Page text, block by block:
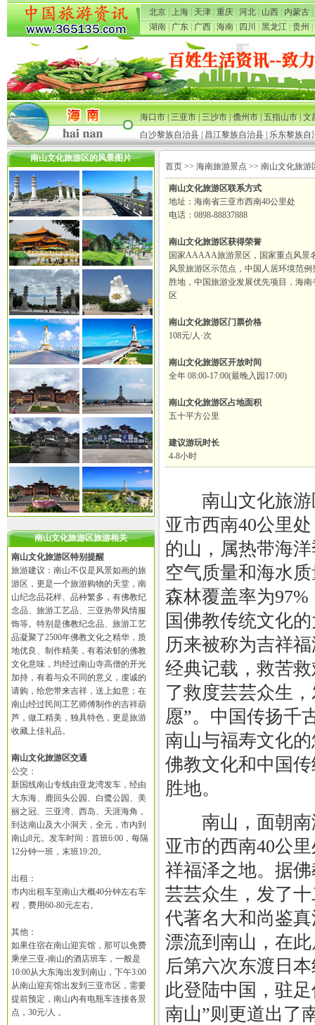
北京 上海 天津 重庆 河北 山西 内蒙古
湖南
广东 广西 海南 四川 黑龙江 贵州
海口市|三亚市|三沙市|儋州市|五指山市|文
白沙黎族自治县
昌江黎族自治县 乐东黎族自
南山文化旅游区的风景图片
南山文化旅游区旅游相关
南山文化旅游区特别提醒
旅游建议：南山不仅是风景如画的旅
游区，更是一个旅游购物的天堂，南
山纪念品花样、品种繁多，有佛教纪
念品、旅游工艺品、三亚热带风情服
饰等。特别是佛教纪念品、旅游工艺
品凝聚了2500年佛教文化之精华，质
地优良、制作精美，有着浓郁的佛教
文化意味，均经过南山寺高僧的开光
加持，有着与众不同的意义，虔诚的
请购，给您带来吉祥，送上如意；在
南山经过民间工艺师傅制作的吉祥葫
芦，做工精美，独具特色，更是旅游
收藏上佳礼品。
南山文化旅游区交通
公交：
新国线南山专线由亚龙湾发车，经由
大东海、鹿回头公园、白鹭公园、美
丽之冠、三亚湾、西岛、天涯海角，
到达南山及大小洞天，全元，市内到
南山8元。发车时间：首班6:00，每隔
12分钟一班，末班19:20。
出租：
市内出租车至南山大概40分钟左右车
程，费用60-80元左右。
其他：
如果住宿在南山迎宾馆，那可以免费
乘坐三亚-南山的酒店班车，一般是
10:00从大东海出发到南山，下午3:00
从南山迎宾馆出发到三亚市区，需要
提前预定，南山内有电瓶车连接各景
点，30元/人 。
首页 >> 海南旅游景点 >> 南山文化旅游
南山文化旅游区联系方式
地址：海南省三亚市西南40公里处
电话：0898-88837888
南山文化旅游区获得荣誉
国家AAAAA旅游景区，国家重点风景
风景旅游区示范点，中国人居环境范
胜地，中国旅游业发展优先项目，海
区
南山文化旅游区门票价格
108元/人·次
南山文化旅游区开放时间
全年 08:00-17:00(最晚入园17:00)
南山文化旅游区占地面积
五十平方公里
建议游玩时长
4-8小时
南山文化旅游
亚市西南40公里
的山，属热带海
空气质量和海水
森林覆盖率为
国佛教传统文化
历来被称为吉祥
经典记载，救苦
了救度芸芸众生
愿”。中国传扬千
南山与福寿文化
佛教文化和中国
胜地。
南山，面朝南
亚市的西南40公
祥福泽之地。据
芸芸众生，发了
代著名大和尚鉴
漂流到南山，在
后第六次东渡日
此登陆中国，驻
南山”则更道出了